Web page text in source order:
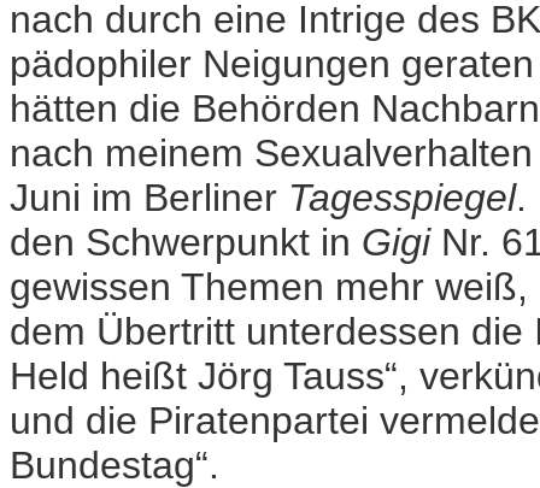
nach durch eine Intrige des
pädophiler Neigungen
hätten die Behörden
nach meinem
Juni im Berliner Tagesspiegel.
den Schwerpunkt in GigiNr.
gewissen Themen mehr
dem Übertritt unterdessen die
Held heißt Jörg Tauss“,
und die Piratenpartei
Bundestag“.